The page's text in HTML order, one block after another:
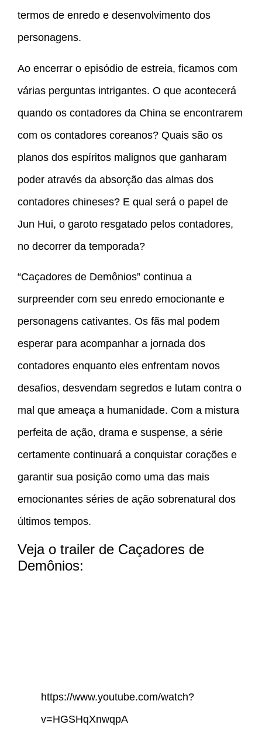
termos de enredo e desenvolvimento dos
personagens.
Ao encerrar o episódio de estreia, ficamos com
várias perguntas intrigantes. O que acontecerá
quando os contadores da China se encontrarem
com os contadores coreanos? Quais são os
planos dos espíritos malignos que ganharam
poder através da absorção das almas dos
contadores chineses? E qual será o papel de
Jun Hui, o garoto resgatado pelos contadores,
no decorrer da temporada?
“Caçadores de Demônios” continua a
surpreender com seu enredo emocionante e
personagens cativantes. Os fãs mal podem
esperar para acompanhar a jornada dos
contadores enquanto eles enfrentam novos
desafios, desvendam segredos e lutam contra o
mal que ameaça a humanidade. Com a mistura
perfeita de ação, drama e suspense, a série
certamente continuará a conquistar corações e
garantir sua posição como uma das mais
emocionantes séries de ação sobrenatural dos
últimos tempos.
Veja o trailer de Caçadores de
Demônios:
https://www.youtube.com/watch?
v=HGSHqXnwqpA